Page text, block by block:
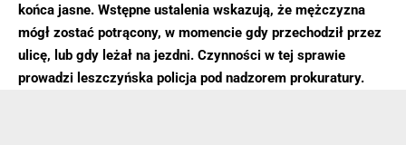
końca jasne. Wstępne ustalenia wskazują, że mężczyzna
mógł zostać potrącony, w momencie gdy przechodził przez
ulicę, lub gdy leżał na jezdni. Czynności w tej sprawie
prowadzi leszczyńska policja pod nadzorem prokuratury.